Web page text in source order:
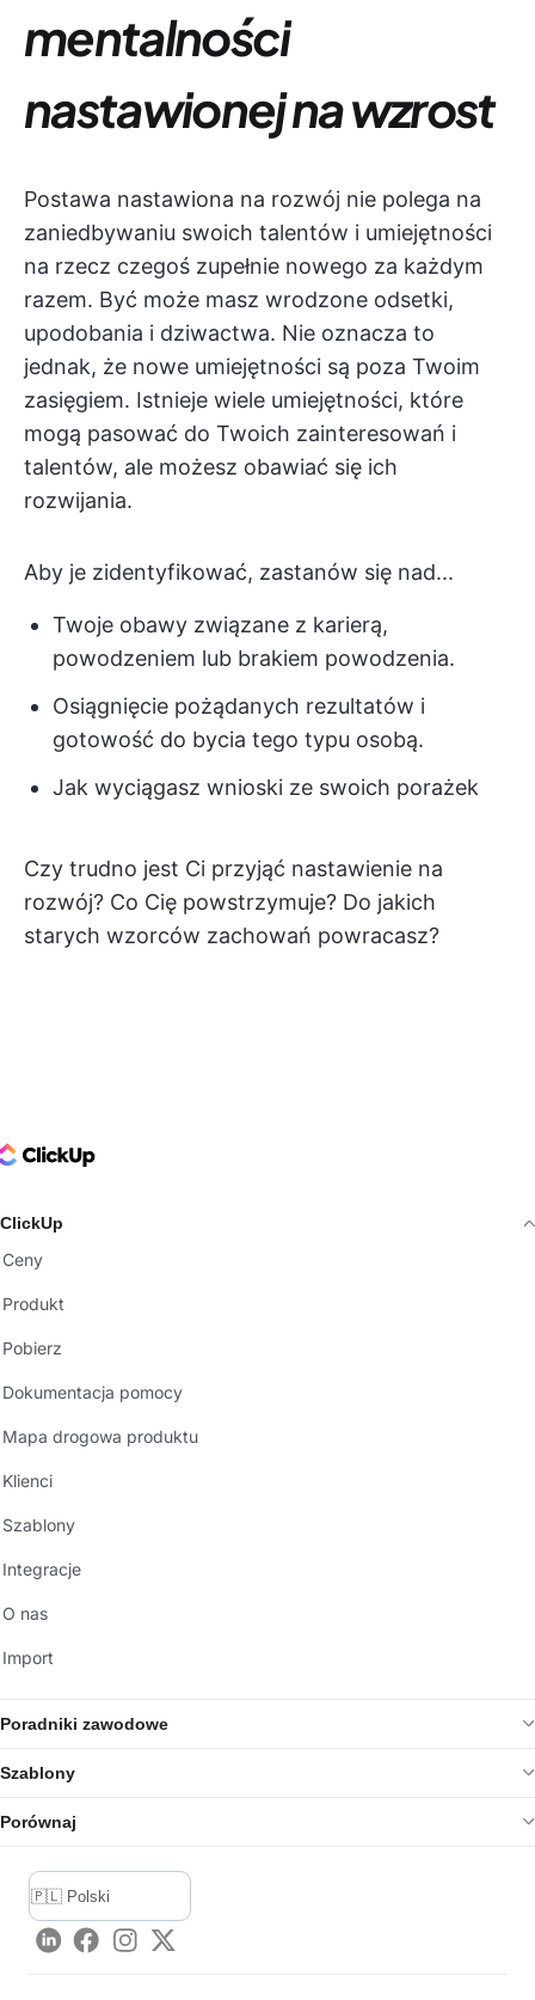
mentalności
nastawionej na wzrost
Postawa nastawiona na rozwój nie polega na
zaniedbywaniu swoich talentów i umiejętności
na rzecz czegoś zupełnie nowego za każdym
razem. Być może masz wrodzone odsetki,
upodobania i dziwactwa. Nie oznacza to
jednak, że nowe umiejętności są poza Twoim
zasięgiem. Istnieje wiele umiejętności, które
mogą pasować do Twoich zainteresowań i
talentów, ale możesz obawiać się ich
rozwijania.
Aby je zidentyfikować, zastanów się nad...
Twoje obawy związane z karierą,
powodzeniem lub brakiem powodzenia.
Osiągnięcie pożądanych rezultatów i
gotowość do bycia tego typu osobą.
Jak wyciągasz wnioski ze swoich porażek
Czy trudno jest Ci przyjąć nastawienie na
rozwój? Co Cię powstrzymuje? Do jakich
starych wzorców zachowań powracasz?
Logo
ClickUp
Ceny
Produkt
Pobierz
Dokumentacja pomocy
Mapa drogowa produktu
Klienci
Szablony
Integracje
O nas
Import
Poradniki zawodowe
Szablony
Porównaj
LinkedInFacebook
Instagram
Twitter